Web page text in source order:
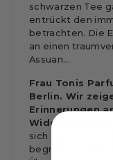
schwarzen Tee
entrückt den
betrachten. Die
an einen
Assuan...
Frau Tonis
Berlin. Wir
Erinnerungen
sich sprechen zu
begreifen – ganz